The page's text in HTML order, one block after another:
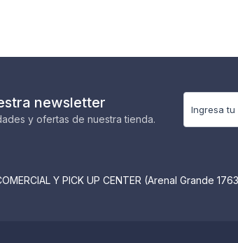
newsletter
y ofertas de nuestra tienda.
Y PICK UP CENTER (Arenal Grande